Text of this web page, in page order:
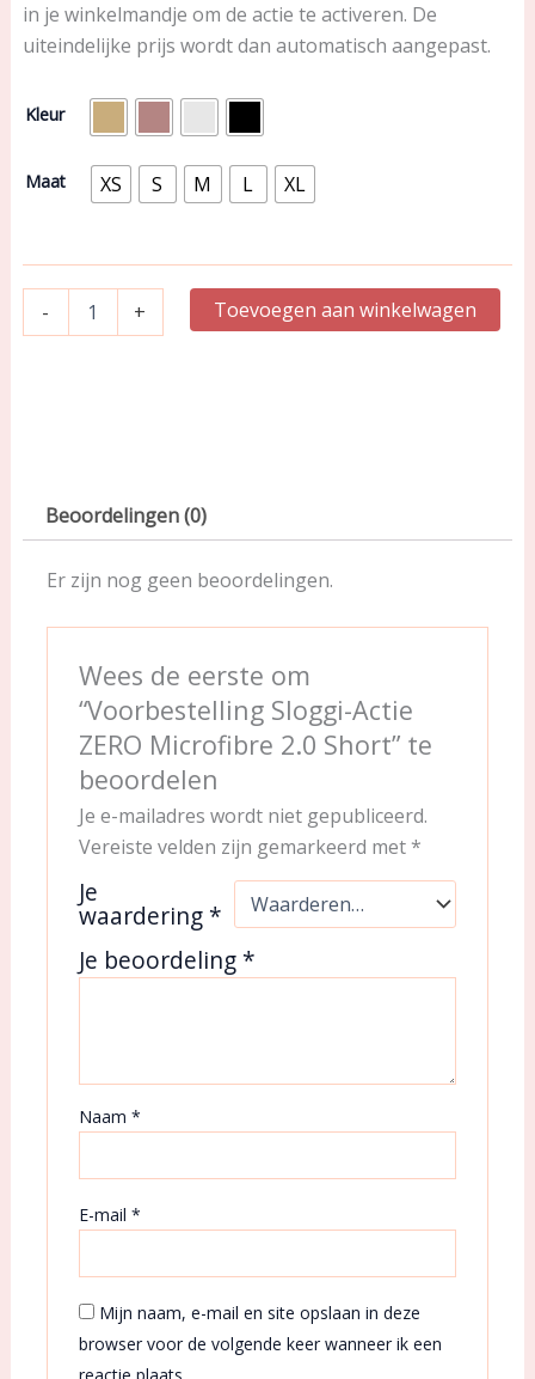
in je winkelmandje om de actie te activeren. De
uiteindelijke prijs wordt dan automatisch aangepast.
Kleur
Maat XS S M L XL
-
Voorbestelling
ZERO
Microfibre
aantal
+ Toevoegen aan winkelwagen
Beoordelingen (0)
Er zijn nog geen beoordelingen.
Wees de eerste om
“Voorbestelling Sloggi-Actie
ZERO Microfibre 2.0 Short” te
beoordelen
Je e-mailadres wordt niet gepubliceerd.
Vereiste velden zijn gemarkeerd met *
Je
waardering *
Je beoordeling *
Naam*
E-mail*
Mijn naam, e-mail en site opslaan in deze
browser voor de volgende keer wanneer ik een